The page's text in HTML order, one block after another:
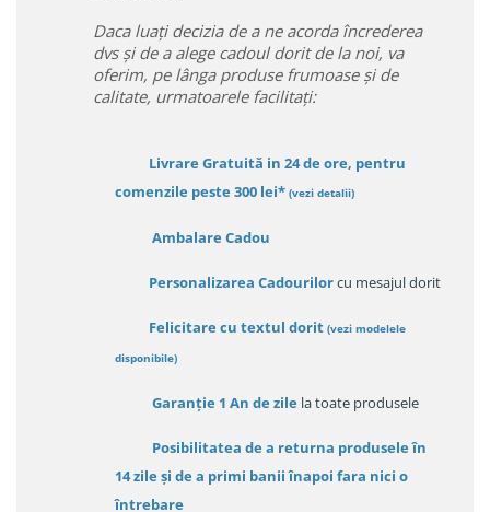
Daca luați decizia de a ne acorda încrederea
dvs și de a alege cadoul dorit de la noi, va
oferim, pe lânga produse frumoase și de
calitate, urmatoarele facilitați:
Livrare Gratuită in 24 de ore, pentru
comenzile peste 300 lei* (vezi detalii)
Ambalare Cadou
Personalizarea Cadourilorcu mesajul dorit
Felicitare cu textul dorit (vezi modelele
disponibile)
Garanție 1 An de zile la toate produsele
Posibilitatea de a returna produsele în
14 zileși de a primi banii înapoi fara nici o
întrebare